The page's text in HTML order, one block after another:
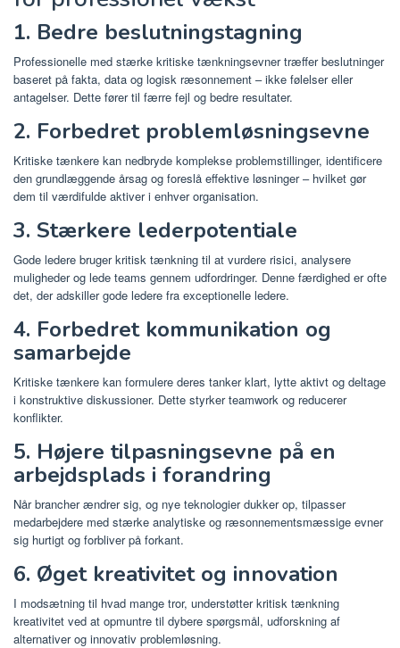
1. Bedre beslutningstagning
Professionelle med stærke kritiske tænkningsevner træffer beslutninger
baseret på fakta, data og logisk ræsonnement – ​​ikke følelser eller
antagelser. Dette fører til færre fejl og bedre resultater.
2. Forbedret problemløsningsevne
Kritiske tænkere kan nedbryde komplekse problemstillinger, identificere
den grundlæggende årsag og foreslå effektive løsninger – hvilket gør
dem til værdifulde aktiver i enhver organisation.
3. Stærkere lederpotentiale
Gode ​​ledere bruger kritisk tænkning til at vurdere risici, analysere
muligheder og lede teams gennem udfordringer. Denne færdighed er ofte
det, der adskiller gode ledere fra exceptionelle ledere.
4. Forbedret kommunikation og
samarbejde
Kritiske tænkere kan formulere deres tanker klart, lytte aktivt og deltage
i konstruktive diskussioner. Dette styrker teamwork og reducerer
konflikter.
5. Højere tilpasningsevne på en
arbejdsplads i forandring
Når brancher ændrer sig, og nye teknologier dukker op, tilpasser
medarbejdere med stærke analytiske og ræsonnementsmæssige evner
sig hurtigt og forbliver på forkant.
6. Øget kreativitet og innovation
I modsætning til hvad mange tror, ​​understøtter kritisk tænkning
kreativitet ved at opmuntre til dybere spørgsmål, udforskning af
alternativer og innovativ problemløsning.